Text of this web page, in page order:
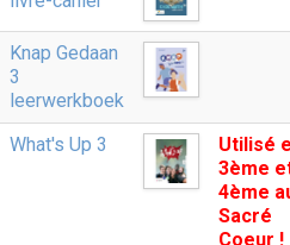
Knap Gedaan
3
leerwerkboek
What's Up 3
Utilisé
3ème
4ème
Sacré
Coeur !